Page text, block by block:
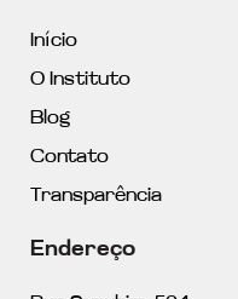
Início
O Instituto
Blog
Contato
Transparência
Endereço